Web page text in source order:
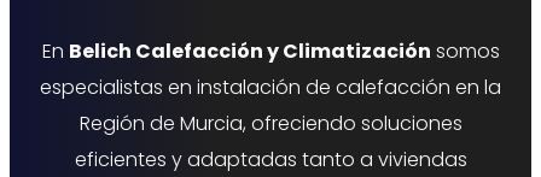
En Belich Calefacción y Climatización somos
especialistas en instalación de calefacción en la
Región de Murcia, ofreciendo soluciones
eficientes y adaptadas tanto a viviendas